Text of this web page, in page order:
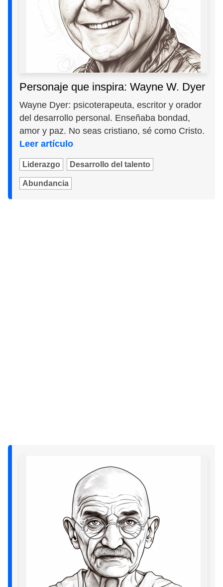
Personaje que inspira: Wayne W. Dyer
Wayne Dyer: psicoterapeuta, escritor y orador
del desarrollo personal. Enseñaba bondad,
amor y paz. No seas cristiano, sé como Cristo.
Leer artículo
Liderazgo Desarrollo del talento
Abundancia